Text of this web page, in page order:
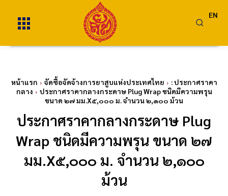
EN
หน้าแรก จัดซื้อจัดจ้างการยาสูบแห่งประเทศไทย
: ประกาศราคา
กลาง
ประกาศราคากลางกระดาษ Plug Wrap ชนิดมีความพรุน
ขนาด ๒๗ มม.X๕,๐๐๐ ม. จำนวน ๒,๑๐๐ ม้วน
ประกาศราคากลางกระดาษ Plug
Wrap ชนิดมีความพรุน ขนาด ๒๗
มม.X๕,๐๐๐ ม. จำนวน ๒,๑๐๐
ม้วน